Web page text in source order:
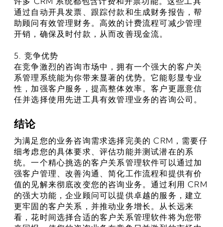
通过自动开具发票、跟踪付款和生成财务报告，帮
助顾问有效管理财务。高效的计费流程可减少管理
开销，确保及时付款，从而改善现金流。
5. 竞争优势
在竞争激烈的咨询市场中，拥有一个强大的客户关
系管理系统能为你带来显著的优势。它能彰显专业
性，加强客户服务，提高整体效率。客户更愿意信
任并选择使用先进工具有效管理业务的咨询公司。
结论
为满足您的业务咨询需求选择完美的 CRM，需要仔
细考虑您的具体要求、评估功能并测试潜在的系
统。一个精心挑选的客户关系管理软件可以通过加
强客户管理、改善沟通、简化工作流程和提供有价
值的见解来彻底改变您的咨询业务。通过利用 CRM
的强大功能，企业顾问可以提供卓越的服务，建立
更牢固的客户关系，并推动业务增长。从长远来
看，花时间选择合适的客户关系管理软件将为您带